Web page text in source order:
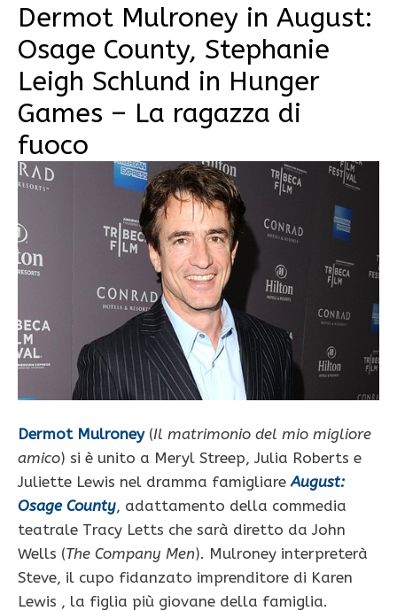
Dermot Mulroney in August:
Osage County, Stephanie
Leigh Schlund in Hunger
Games – La ragazza di
fuoco
Dermot Mulroney(Il matrimonio del mio migliore
amico) si è unito a Meryl Streep, Julia Roberts e
Juliette Lewis nel dramma famigliareAugust:
Osage County, adattamento della commedia
teatrale Tracy Letts che sarà diretto da John
Wells (The Company Men). Mulroney interpreterà
Steve, il cupo fidanzato imprenditore di Karen
Lewis , la figlia più giovane della famiglia.